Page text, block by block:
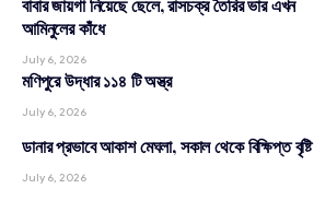
বাবার জায়গা নিয়েছে ছেলে, রাসচক্র তৈরির ভার এখন
আমিনুলের কাঁধে
July 6, 2026
মণিপুরে উদ্ধার ১১৪ টি অস্ত্র
July 6, 2026
ডানার প্রভাবে আকাশ মেঘলা, সকাল থেকে বিক্ষিপ্ত বৃষ্টি
July 6, 2026